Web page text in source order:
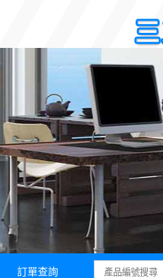
訂單查詢